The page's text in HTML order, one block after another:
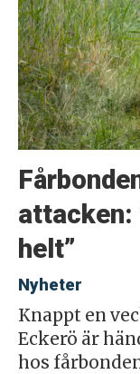
attacken:
helt”
Nyheter
Knappt en
Eckerö är
hos